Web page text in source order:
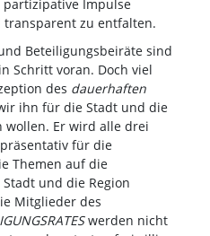
Impulse
zu entfalten.
Beteiligungsbeiräte sind
Schritt voran. Doch viel
des dauerhaften
ihn für die Stadt und die
wollen. Er wird alle drei
für die
Themen auf die
und die Region
Mitglieder des
werden nicht